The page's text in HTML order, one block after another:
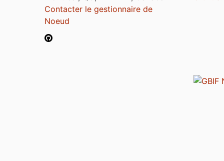
Contacter le gestionnaire de
Noeud